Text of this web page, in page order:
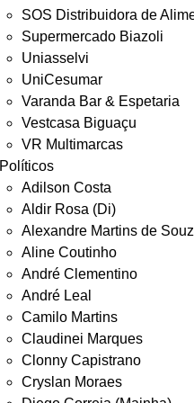
SOS Distribuidora de
Supermercado Biazoli
Uniasselvi
UniCesumar
Varanda Bar & Espetaria
Vestcasa Biguaçu
VR Multimarcas
Políticos
Adilson Costa
Aldir Rosa (Di)
Alexandre Martins de
Aline Coutinho
André Clementino
André Leal
Camilo Martins
Claudinei Marques
Clonny Capistrano
Cryslan Moraes